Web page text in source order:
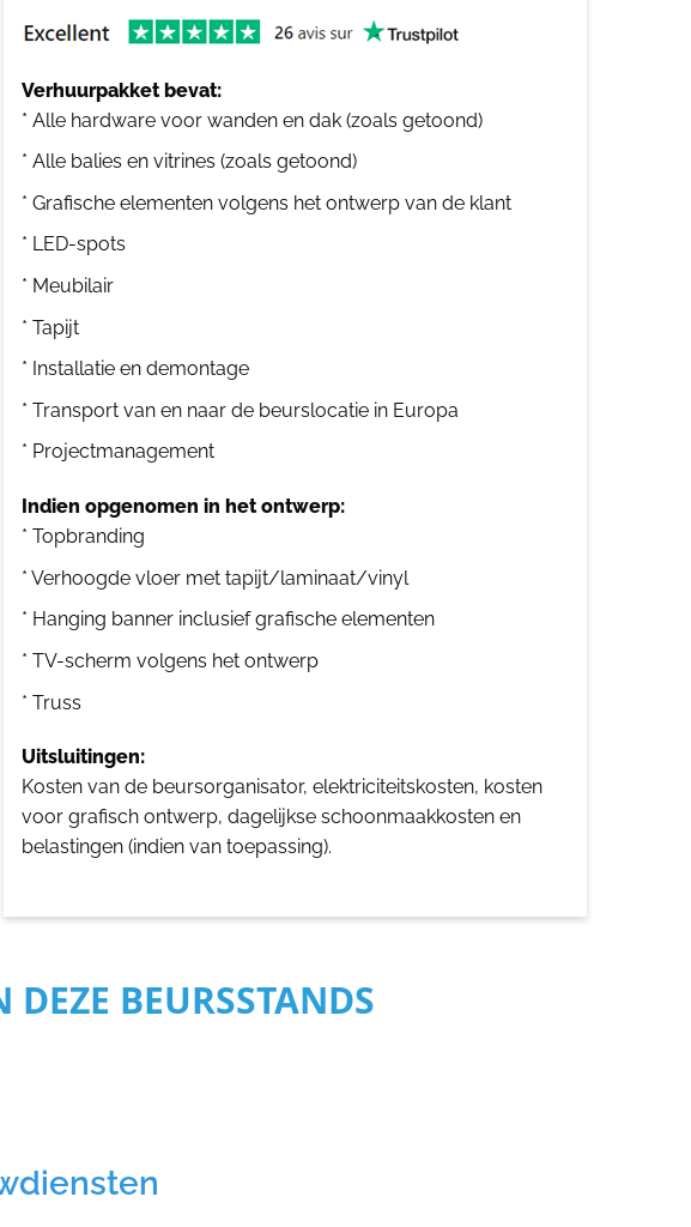
Verhuurpakket bevat:
* Alle hardware voor wanden en dak (zoals getoond)
* Alle balies en vitrines (zoals getoond)
* Grafische elementen volgens het ontwerp van de klant
* LED-spots
* Meubilair
* Tapijt
* Installatie en demontage
* Transport van en naar de beurslocatie in Europa
* Projectmanagement
Indien opgenomen in het ontwerp:
* Topbranding
* Verhoogde vloer met tapijt/laminaat/vinyl
* Hanging banner inclusief grafische elementen
* TV-scherm volgens het ontwerp
* Truss
Uitsluitingen:
Kosten van de beursorganisator, elektriciteitskosten, kosten
voor grafisch ontwerp, dagelijkse schoonmaakkosten en
belastingen (indien van toepassing).
BEURSSTANDS